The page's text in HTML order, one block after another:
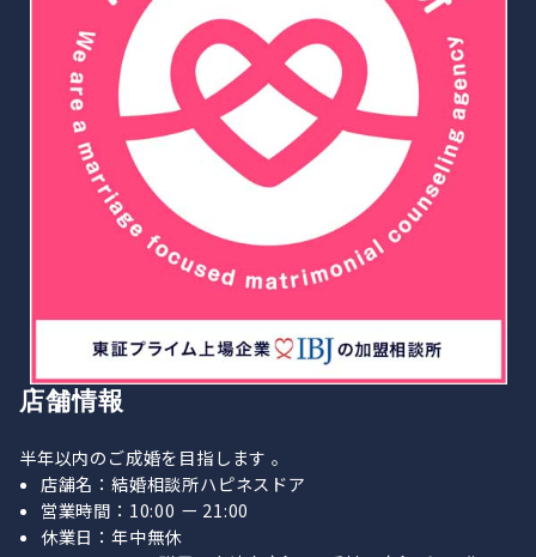
店舗情報
半年以内のご成婚を目指します 。
店舗名：結婚相談所ハピネスドア
営業時間：10:00 ー 21:00
休業日：年中無休